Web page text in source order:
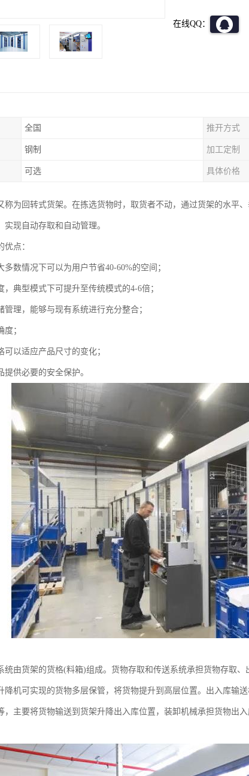
在线QQ：
全国 推开方式
钢制 加工定制
可选 具体价格
称为回转式货架。在拣选货物时，取货者不动，通过货架的水平
实现自动存取和自动管理。
优点：
多数情况下可以为用户节省40-60%的空间；
，典型模式下可提升至传统模式的4-6倍；
管理，能够与现有系统进行充分整合；
；
可以适应产品尺寸的变化；
提供必要的安全保护。
统由货架的货格(料箱)组成。货物存取和传送系统承担货物存取
降机可实现的货物多层保管，将货物提升到高层位置。出入库输
，主要将货物输送到货架升降出入库位置，装卸机械承担货物出